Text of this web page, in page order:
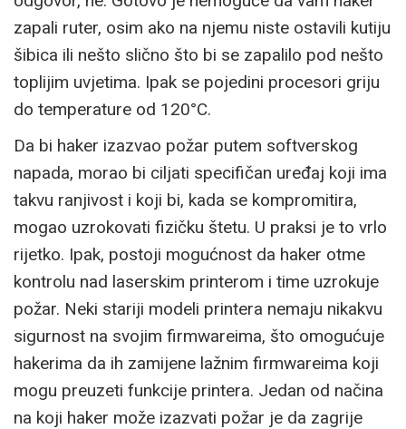
zapali ruter, osim ako na njemu niste ostavili kutiju
šibica ili nešto slično što bi se zapalilo pod nešto
toplijim uvjetima. Ipak se pojedini procesori griju
do temperature od 120°C.
Da bi haker izazvao požar putem softverskog
napada, morao bi ciljati specifičan uređaj koji ima
takvu ranjivost i koji bi, kada se kompromitira,
mogao uzrokovati fizičku štetu. U praksi je to vrlo
rijetko. Ipak, postoji mogućnost da haker otme
kontrolu nad laserskim printerom i time uzrokuje
požar. Neki stariji modeli printera nemaju nikakvu
sigurnost na svojim firmwareima, što omogućuje
hakerima da ih zamijene lažnim firmwareima koji
mogu preuzeti funkcije printera. Jedan od načina
na koji haker može izazvati požar je da zagrije